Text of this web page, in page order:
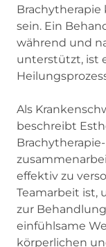
sein. Ein
während und
unterstützt, ist
Als
beschreibt
effektiv zu
Teamarbeit ist,
zur
einfühlsame
körperlichen